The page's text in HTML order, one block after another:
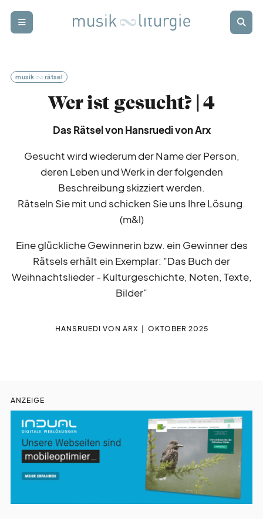
punkt
blick
termin kalender
liturgie lebendig
kurz
gesucht gefunden
zeit vertreib
musik rätsel
Wer ist gesucht? | 4
Das Rätsel von Hansruedi von Arx
Gesucht wird wiederum der Name der Person,
deren Leben und Werk in der folgenden
Beschreibung skizziert werden.
Rätseln Sie mit und schicken Sie uns Ihre Lösung.
(m&l)
Eine glückliche Gewinnerin bzw. ein Gewinner des
Rätsels erhält ein Exemplar: "Das Buch der
Weihnachtslieder - Kulturgeschichte, Noten, Texte,
Bilder"
HANSRUEDI VON ARX OKTOBER 2025
ANZEIGE